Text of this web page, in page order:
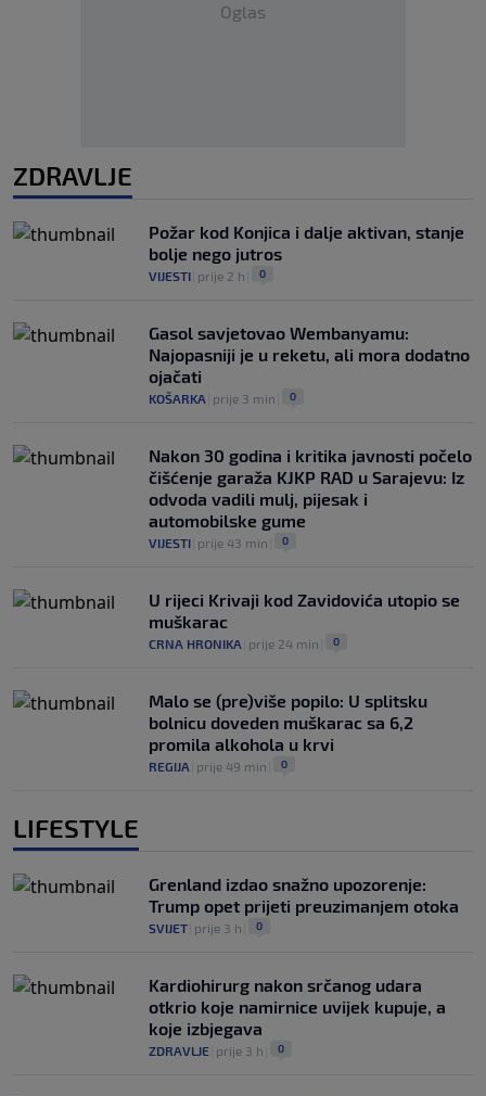
Oglas
ZDRAVLJE
Požar kod Konjica i dalje aktivan, stanje
bolje nego jutros
VIJESTI prije 2 h 0
Gasol savjetovao Wembanyamu:
Najopasniji je u reketu, ali mora dodatno
ojačati
KOŠARKA prije 3 min 0
Nakon 30 godina i kritika javnosti počelo
čišćenje garaža KJKP RAD u Sarajevu: Iz
odvoda vadili mulj, pijesak i
automobilske gume
VIJESTI prije 43 min 0
U rijeci Krivaji kod Zavidovića utopio se
muškarac
CRNA HRONIKA prije 24 min 0
Malo se (pre)više popilo: U splitsku
bolnicu doveden muškarac sa 6,2
promila alkohola u krvi
REGIJA prije 49 min 0
LIFESTYLE
Grenland izdao snažno upozorenje:
Trump opet prijeti preuzimanjem otoka
SVIJET prije 3 h 0
Kardiohirurg nakon srčanog udara
otkrio koje namirnice uvijek kupuje, a
koje izbjegava
ZDRAVLJE prije 3 h 0